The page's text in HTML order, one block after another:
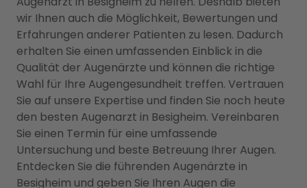
wir Ihnen auch die Möglichkeit, Bewertungen und
Erfahrungen anderer Patienten zu lesen. Dadurch
erhalten Sie einen umfassenden Einblick in die
Qualität der Augenärzte und können die richtige
Wahl für Ihre Augengesundheit treffen. Vertrauen
Sie auf unsere Expertise und finden Sie noch heute
den besten Augenarzt in Besigheim. Vereinbaren
Sie einen Termin für eine umfassende
Untersuchung und beste Betreuung Ihrer Augen.
Entdecken Sie die führenden Augenärzte in
Besigheim und geben Sie Ihren Augen die